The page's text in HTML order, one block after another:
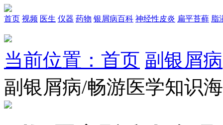
首页 视频 医生 仪器 药物 银屑病百科 神经性皮炎 扁平苔藓 脂
当前位置：首页 副银屑病
副银屑病/畅游医学知识